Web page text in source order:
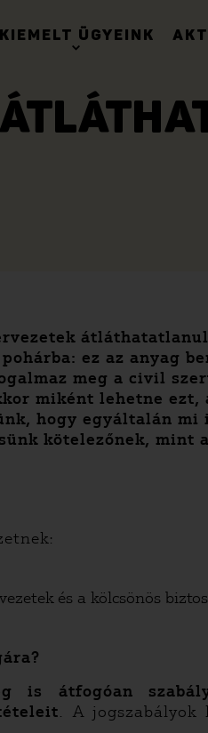
KIEMELT ÜGYEINK
ez az anyag
meg a civil
miként lehetne
hogy egyáltalán
kötelezőnek, mint
és a kölcsönös
is átfogóan
. A jogszabályok